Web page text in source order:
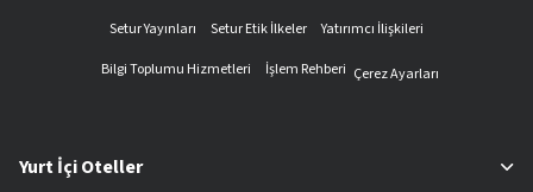
Setur Yayınları
Setur Etik İlkeler
Yatırımcı İlişkileri
Bilgi Toplumu Hizmetleri
İşlem Rehberi Çerez Ayarları
Yurt İçi Oteller